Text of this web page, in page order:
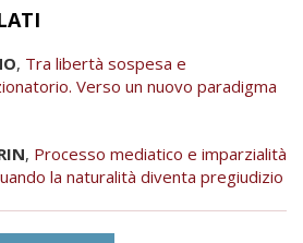
, Tra libertà sospesa e
Verso un nuovo paradigma
, Processo mediatico e imparzialità
la naturalità diventa pregiudizio